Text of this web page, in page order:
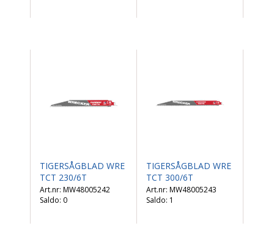
TIGERSÅGBLAD WRE
TCT 230/6T
MW48005242
Saldo: 0
TIGERSÅGBLAD WRE
TCT 300/6T
MW48005243
Saldo: 1